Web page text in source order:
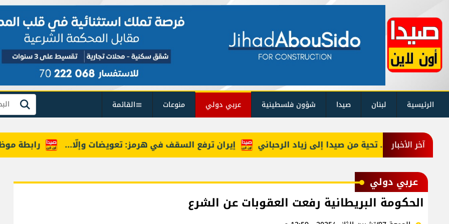
الرئيسية لبنان صيدا شؤون فلسطينية عربي دولي منوعات القائمة بحث
آخر الأخبار رابطة موظفي إيران ترفع السقف في هرمز: تعويضات وإلّا... سوا»… تحية من صيدا إلى زياد الرحباني
عربي دولي
الحكومة البريطانية رفعت العقوبات عن الشرع